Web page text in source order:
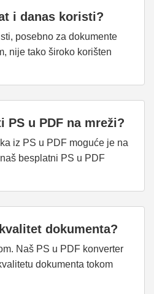
i danas koristi?
posebno za dokumente
nije tako široko korišten
u PDF na mreži?
iz PS u PDF moguće je na
besplatni PS u PDF
dokumenta?
Naš PS u PDF konverter
dokumenta tokom